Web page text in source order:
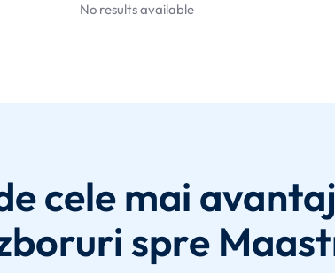
No results available
cele mai
spre